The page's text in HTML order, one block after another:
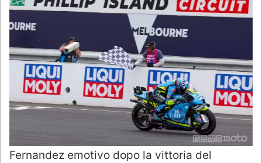
Fernandez emotivo dopo la vittoria del